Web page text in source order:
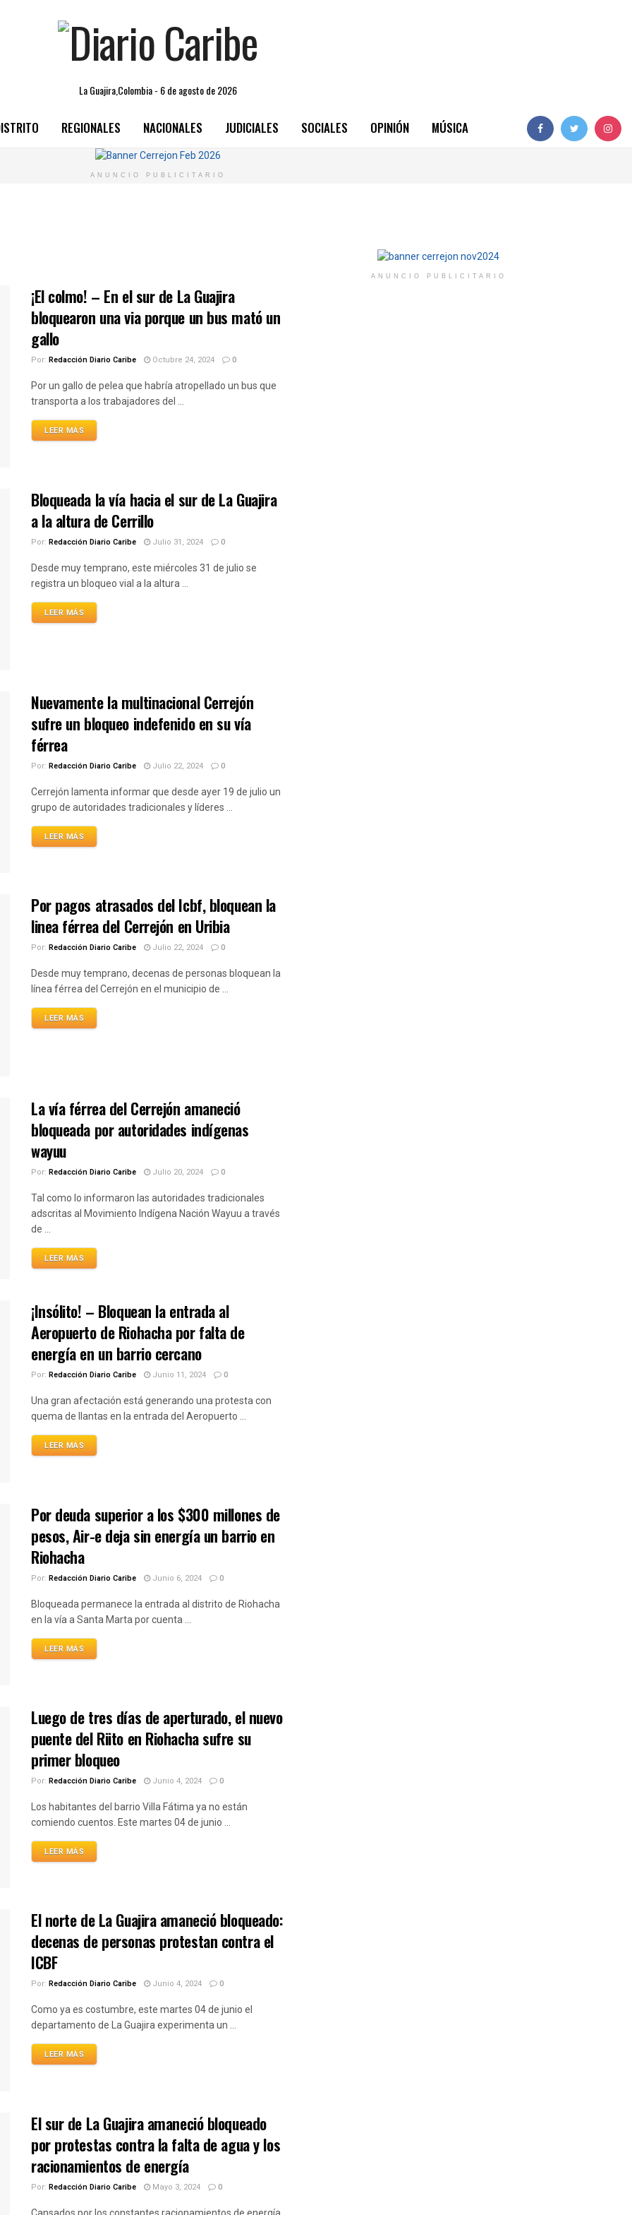
La Guajira,Colombia - 6 de agosto de 2026
REGIONALES NACIONALES JUDICIALES SOCIALES OPINIÓN MÚSICA
ANUNCIO PUBLICITARIO
¡El colmo! – En el sur de La Guajira
bloquearon una via porque un bus mató un
gallo
Por: Redacción Diario Caribe Octubre 24, 2024 0
Por un gallo de pelea que habría atropellado un bus que
transporta a los trabajadores del ...
LEER MÁS
Bloqueada la vía hacia el sur de La Guajira
a la altura de Cerrillo
Por: Redacción Diario Caribe Julio 31, 2024 0
Desde muy temprano, este miércoles 31 de julio se
registra un bloqueo vial a la altura ...
LEER MÁS
Nuevamente la multinacional Cerrejón
sufre un bloqueo indefenido en su vía
férrea
Por: Redacción Diario Caribe Julio 22, 2024 0
Cerrejón lamenta informar que desde ayer 19 de julio un
grupo de autoridades tradicionales y líderes ...
LEER MÁS
Por pagos atrasados del Icbf, bloquean la
linea férrea del Cerrejón en Uribia
Por: Redacción Diario Caribe Julio 22, 2024 0
Desde muy temprano, decenas de personas bloquean la
línea férrea del Cerrejón en el municipio de ...
LEER MÁS
La vía férrea del Cerrejón amaneció
bloqueada por autoridades indígenas
wayuu
Por: Redacción Diario Caribe Julio 20, 2024 0
Tal como lo informaron las autoridades tradicionales
adscritas al Movimiento Indígena Nación Wayuu a través
de ...
LEER MÁS
¡Insólito! – Bloquean la entrada al
Aeropuerto de Riohacha por falta de
energía en un barrio cercano
Por: Redacción Diario Caribe Junio 11, 2024 0
Una gran afectación está generando una protesta con
quema de llantas en la entrada del Aeropuerto ...
LEER MÁS
Por deuda superior a los $300 millones de
pesos, Air-e deja sin energía un barrio en
Riohacha
Por: Redacción Diario Caribe Junio 6, 2024 0
Bloqueada permanece la entrada al distrito de Riohacha
en la vía a Santa Marta por cuenta ...
LEER MÁS
Luego de tres días de aperturado, el nuevo
puente del Riito en Riohacha sufre su
primer bloqueo
Por: Redacción Diario Caribe Junio 4, 2024 0
Los habitantes del barrio Villa Fátima ya no están
comiendo cuentos. Este martes 04 de junio ...
LEER MÁS
El norte de La Guajira amaneció bloqueado:
decenas de personas protestan contra el
ICBF
Por: Redacción Diario Caribe Junio 4, 2024 0
Como ya es costumbre, este martes 04 de junio el
departamento de La Guajira experimenta un ...
LEER MÁS
El sur de La Guajira amaneció bloqueado
por protestas contra la falta de agua y los
racionamientos de energía
Por: Redacción Diario Caribe Mayo 3, 2024 0
ANUNCIO PUBLICITARIO